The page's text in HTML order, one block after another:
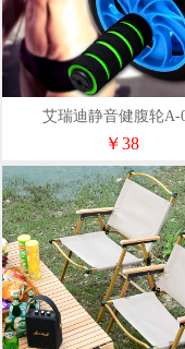
艾瑞迪静音健腹轮A-
￥38